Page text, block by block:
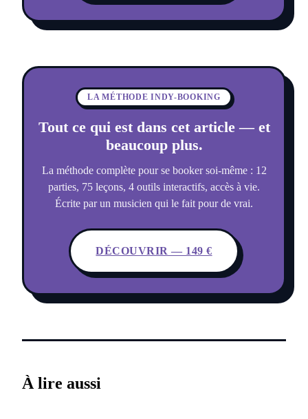
LA MÉTHODE INDY-BOOKING
Tout ce qui est dans cet article — et
beaucoup plus.
La méthode complète pour se booker soi-même : 12
parties, 75 leçons, 4 outils interactifs, accès à vie.
Écrite par un musicien qui le fait pour de vrai.
DÉCOUVRIR — 149 €
À lire aussi